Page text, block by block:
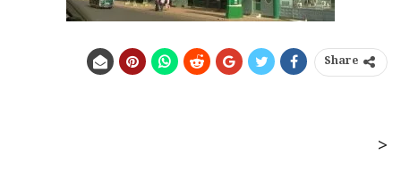
Share
<